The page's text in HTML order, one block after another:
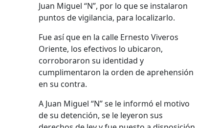
Juan Miguel “N”, por lo que se instalaron
puntos de vigilancia, para localizarlo.
Fue así que en la calle Ernesto Viveros
Oriente, los efectivos lo ubicaron,
corroboraron su identidad y
cumplimentaron la orden de aprehensión
en su contra.
A Juan Miguel “N” se le informó el motivo
de su detención, se le leyeron sus